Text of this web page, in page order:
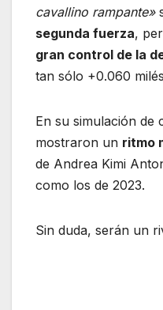
cavallino rampante»
segunda fuerza,
gran control de la
tan sólo +0.060
En su simulación de
mostraron un ritmo
de Andrea Kimi
como los de 2023.
Sin duda, serán un